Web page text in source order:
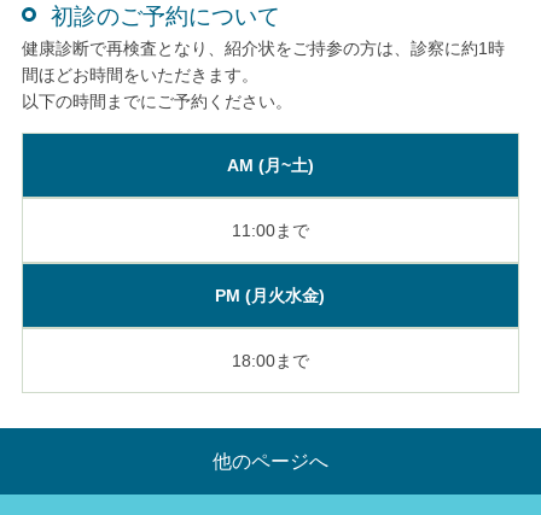
初診のご予約について
健康診断で再検査となり、紹介状をご持参の方は、診察に約1時
間ほどお時間をいただきます。
以下の時間までにご予約ください。
AM (月~土)
11:00まで
PM (月火水金)
18:00まで
他のページへ